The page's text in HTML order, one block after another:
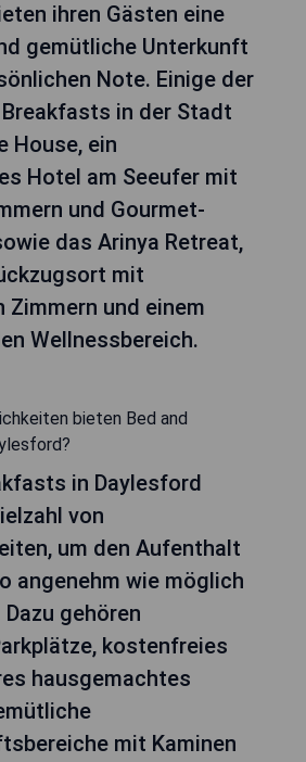
ihren Gästen eine
gemütliche Unterkunft
Note. Einige der
in der Stadt
House, ein
Hotel am Seeufer mit
und Gourmet-
das Arinya Retreat,
mit
und einem
Wellnessbereich.
bieten Bed and
in Daylesford
von
um den Aufenthalt
angenehm wie möglich
gehören
kostenfreies
hausgemachtes
mit Kaminen